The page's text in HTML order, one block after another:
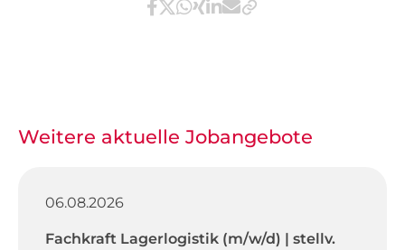
Teilen via Facebook
Teilen via X / Twitter
Teilen via WhatsApp
Teilen via Xing
Teilen via LinkedIn
Teilen via E-Mail
Weitere aktuelle Jobangebote
06.08.2026
Fachkraft Lagerlogistik (m/w/d) | stellv.